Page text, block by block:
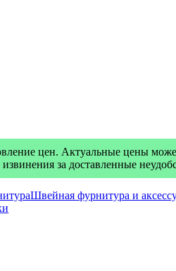
цен. Актуальные цены
за доставленные
Швейная фурнитура и